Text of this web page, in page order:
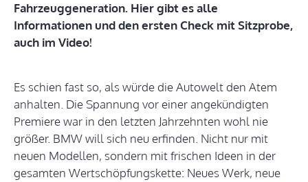
Fahrzeuggeneration. Hier gibt es alle
Informationen und den ersten Check mit Sitzprobe,
auch im Video!
Es schien fast so, als würde die Autowelt den Atem
anhalten. Die Spannung vor einer angekündigten
Premiere war in den letzten Jahrzehnten wohl nie
größer. BMW will sich neu erfinden. Nicht nur mit
neuen Modellen, sondern mit frischen Ideen in der
gesamten Wertschöpfungskette: Neues Werk, neue